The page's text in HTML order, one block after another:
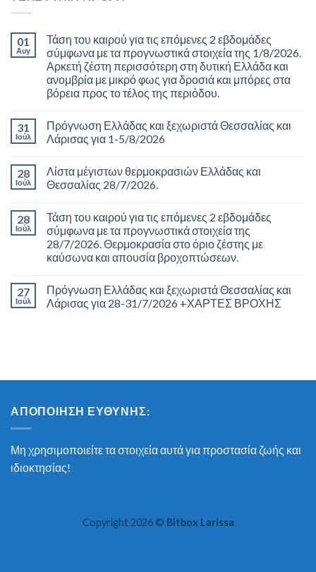
01
Αυγ
Τάση του καιρού για τις επόμενες 2 εβδομάδες
σύμφωνα με τα προγνωστικά στοιχεία της 1/8/2026.
Αρκετή ζέστη περισσότερη στη δυτική Ελλάδα και
ανομβρία με μικρό φως για δροσιά και μπόρες στα
βόρεια προς το τέλος της περιόδου.
31
Ιούλ
Πρόγνωση Ελλάδας και ξεχωριστά Θεσσαλίας και
Λάρισας για 1-5/8/2026
28
Ιούλ
Λίστα μέγιστων θερμοκρασιών Ελλάδας και
Θεσσαλίας 28/7/2026.
28
Ιούλ
Τάση του καιρού για τις επόμενες 2 εβδομάδες
σύμφωνα με τα προγνωστικά στοιχεία της
28/7/2026. Θερμοκρασία στο όριο ζέστης με
καύσωνα και απουσία βροχοπτώσεων.
27
Ιούλ
Πρόγνωση Ελλάδας και ξεχωριστά Θεσσαλίας και
Λάρισας για 28-31/7/2026 +ΧΑΡΤΕΣ ΒΡΟΧΗΣ
ΑΠΟΠΟΊΗΣΗ ΕΥΘΎΝΗΣ:
Μη χρησιμοποιείτε τα στοιχεία αυτά για προστασία ζωής και
ιδιοκτησίας!
Copyright 2026 © Bitbox Larissa